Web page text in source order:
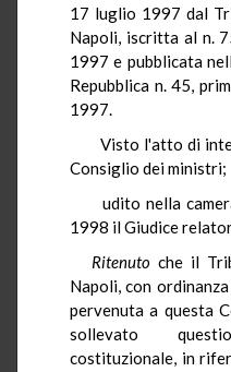
17 luglio 1997 dal
Napoli, iscritta al n.
1997 e pubblicata
Repubblica n. 45,
1997.
Visto l'atto di
Consiglio dei ministri;
udito nella
1998 il Giudice
Ritenuto che il
Napoli, con
pervenuta a questa
sollevato
costituzionale, in